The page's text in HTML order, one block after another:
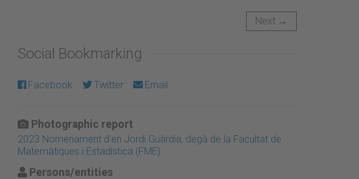
Next →
Social Bookmarking
Facebook Twitter Email
Photographic report
2023 Nomenament d'en Jordi Guàrdia, degà de la Facultat de
Matemàtiques i Estadística (FME)
Persons/entities